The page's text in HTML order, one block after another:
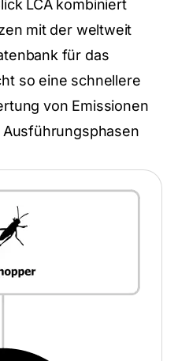
LCA kombiniert
mit der weltweit
für das
so eine schnellere
von Emissionen